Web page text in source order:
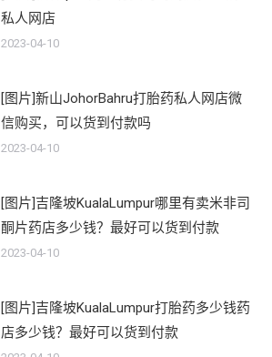
私人网店
2023-04-10
[图片]新山JohorBahru打胎药私人网店微
信购买，可以货到付款吗
2023-04-10
[图片]吉隆坡KualaLumpur哪里有卖米非司
酮片药店多少钱？最好可以货到付款
2023-04-10
[图片]吉隆坡KualaLumpur打胎药多少钱药
店多少钱？最好可以货到付款